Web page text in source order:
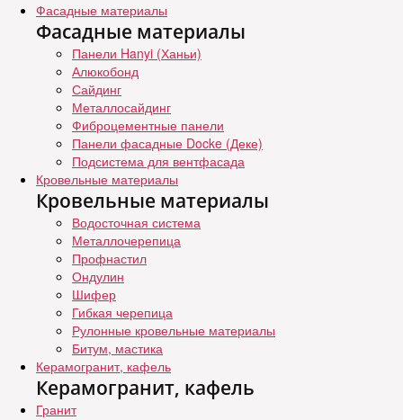
Фасадные материалы
Фасадные материалы
Панели Hanyi (Ханьи)
Алюкобонд
Сайдинг
Металлосайдинг
Фиброцементные панели
Панели фасадные Docke (Деке)
Подсистема для вентфасада
Кровельные материалы
Кровельные материалы
Водосточная система
Металлочерепица
Профнастил
Ондулин
Шифер
Гибкая черепица
Рулонные кровельные материалы
Битум, мастика
Керамогранит, кафель
Керамогранит, кафель
Гранит